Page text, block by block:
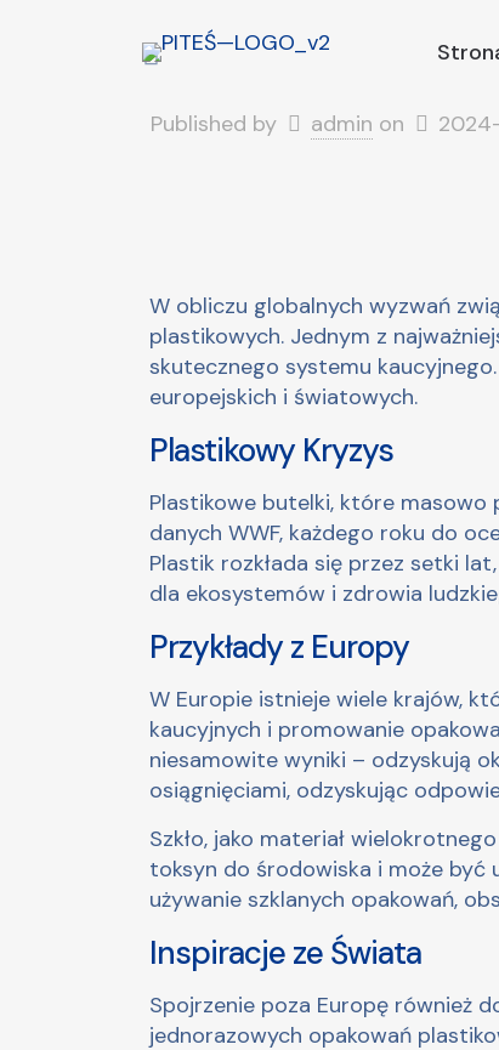
Published by admin on
W obliczu globalnych wyzwań
plastikowych. Jednym z
skutecznego systemu
europejskich i światowych.
Plastikowy Kryzys
Plastikowe butelki, które masowo
danych WWF, każdego roku do
Plastik rozkłada się przez setki
dla ekosystemów i zdrowia
Przykłady z Europy
W Europie istnieje wiele krajów,
kaucyjnych i promowanie
niesamowite wyniki – odzyskują
osiągnięciami, odzyskując
Szkło, jako materiał
toksyn do środowiska i może być
używanie szklanych opakowań,
Inspiracje ze Świata
Spojrzenie poza Europę również
jednorazowych opakowań